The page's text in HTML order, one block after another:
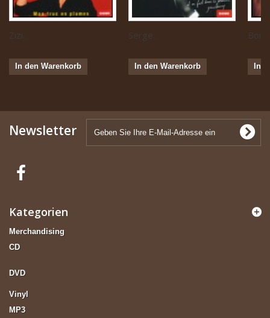
Zizi...
In den Warenkorb
Serge...
In den Warenkorb In
Newsletter
Kategorien
Merchandising
CD
DVD
Vinyl
MP3